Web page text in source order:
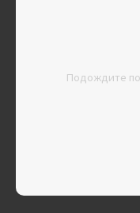
Подождите